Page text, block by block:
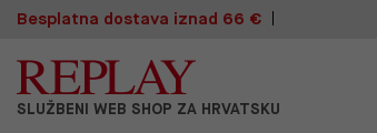
Besplatna dostava iznad 66 €
SLUŽBENI WEB SHOP ZA HRVATSKU